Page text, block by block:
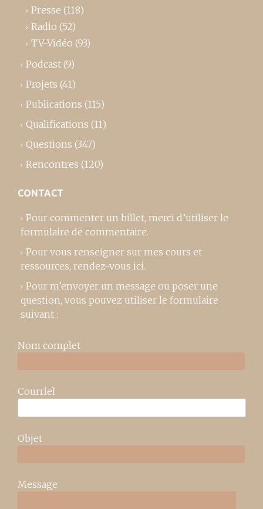
Presse (118)
Radio (52)
TV-Vidéo (93)
Podcast (9)
Projets (41)
Publications (115)
Qualifications (11)
Questions (347)
Rencontres (120)
CONTACT
Pour commenter un billet, merci d’utiliser le
formulaire de commentaire.
Pour vous renseigner sur mes cours et
ressources, rendez-vous ici.
Pour m’envoyer un message ou poser une
question, vous pouvez utiliser le formulaire
suivant :
Nom complet
Courriel
Objet
Message